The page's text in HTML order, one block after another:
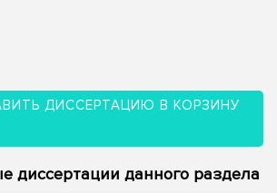
ДИССЕРТАЦИЮ В КОРЗИНУ
диссертации данного раздела